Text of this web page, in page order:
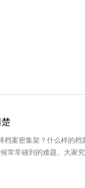
案密集架？什么样的
常常碰到的难题。大家